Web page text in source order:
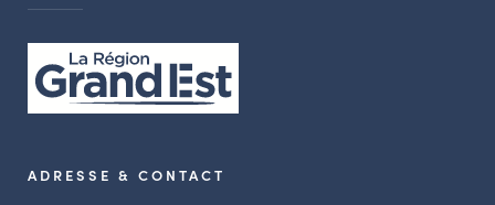
ADRESSE & CONTACT